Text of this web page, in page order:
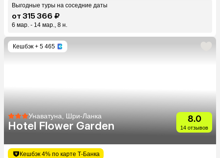
Выгодные туры на соседние даты
от 315 366 ₽
6 мар. - 14 мар., 8 н.
Кешбэк + 5 465
Унаватуна, Шри-Ланка
Hotel Flower Garden
8.0
14 отзывов
Кешбэк 4% по карте Т-Банка